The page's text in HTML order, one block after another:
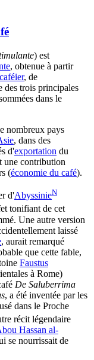
) est
, obtenue à partir
, de
des trois principales
dans le
nombreux pays
, dans des
d'exportation du
une contribution
(économie du café).
d'AbyssinieN
tonifiant de cet
Une autre version
laissé
, aurait remarqué
que cette fable,
Faustus
à Rome)
De Saluberrima
, a été inventée par les
dans le Proche
récit légendaire
Hassan al-
se nourrissait de